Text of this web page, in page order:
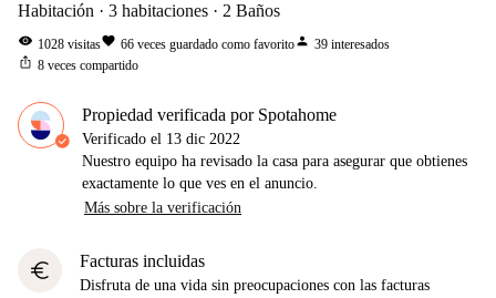
Habitación 3 habitaciones 2 Baños
visibility 1028 visitasfavorite 66 veces guardado como favoritoperson 39 interesados
ios_share 8 veces compartido
Propiedad verificada por Spotahome
Verificado el 13 dic 2022
Nuestro equipo ha revisado la casa para asegurar que obtienes
exactamente lo que ves en el anuncio.
Más sobre la verificación
euro Facturas incluidas
Disfruta de una vida sin preocupaciones con las facturas